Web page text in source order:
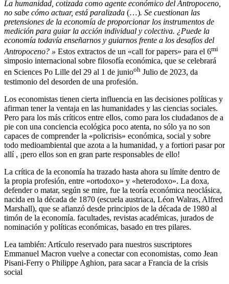
La humanidad, cotizada como agente económico del Antropoceno,
no sabe cómo actuar, está paralizada (…). Se cuestionan las
pretensiones de la economía de proporcionar los instrumentos de
medición para guiar la acción individual y colectiva. ¿Puede la
economía todavía enseñarnos y guiarnos frente a los desafíos del
Antropoceno? » Estos extractos de un «call for papers» para el 6mi
simposio internacional sobre filosofía económica, que se celebrará
en Sciences Po Lille del 29 al 1 de juniooh Julio de 2023, da
testimonio del desorden de una profesión.
Los economistas tienen cierta influencia en las decisiones políticas y
afirman tener la ventaja en las humanidades y las ciencias sociales.
Pero para los más críticos entre ellos, como para los ciudadanos de a
pie con una conciencia ecológica poco atenta, no sólo ya no son
capaces de comprender la «policrisis» económica, social y sobre
todo medioambiental que azota a la humanidad, y a fortiori pasar por
allí , ¡pero ellos son en gran parte responsables de ello!
La crítica de la economía ha trazado hasta ahora su límite dentro de
la propia profesión, entre «ortodoxo» y «heterodoxo». La doxa,
defender o matar, según se mire, fue la teoría económica neoclásica,
nacida en la década de 1870 (escuela austriaca, Léon Walras, Alfred
Marshall), que se afianzó desde principios de la década de 1980 al
timón de la economía. facultades, revistas académicas, jurados de
nominación y políticas económicas, basado en tres pilares.
Lea también: Artículo reservado para nuestros suscriptores
Emmanuel Macron vuelve a conectar con economistas, como Jean
Pisani-Ferry o Philippe Aghion, para sacar a Francia de la crisis
social